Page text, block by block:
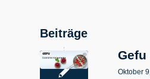
Beiträge
Oktober